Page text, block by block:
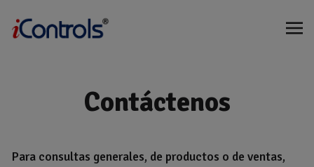
Contáctenos
Para consultas generales, de productos o de ventas,